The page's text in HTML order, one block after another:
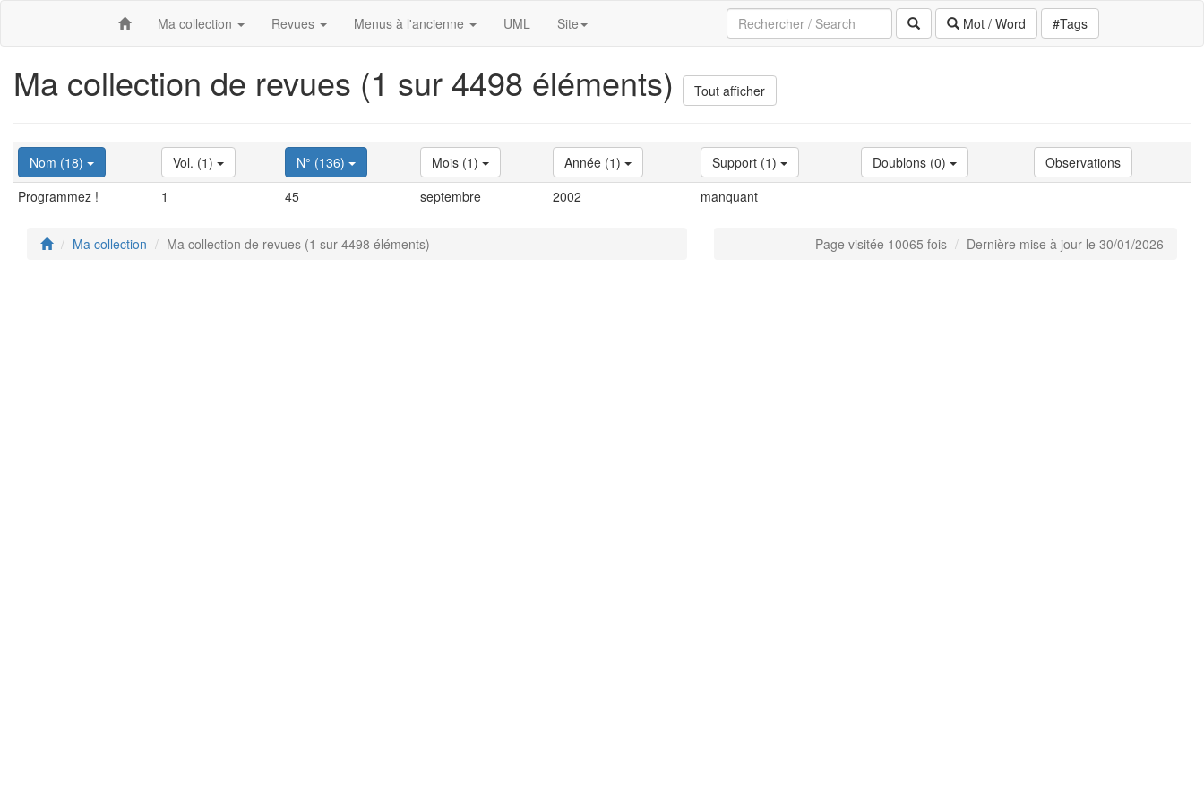
Ma collection Revues Menus à l'ancienne UML Site Mot / Word #Tags
Ma collection de revues (1 sur 4498 éléments) Tout afficher
Nom (18) Vol. (1) N° (136) Mois (1) Année (1) Support (1) Doublons (0)
Observations
Programmez !
1 45 septembre 2002 manquant
Ma collection Ma collection de revues (1 sur 4498 éléments) Page visitée 10065 fois Dernière mise à jour le 30/01/2026